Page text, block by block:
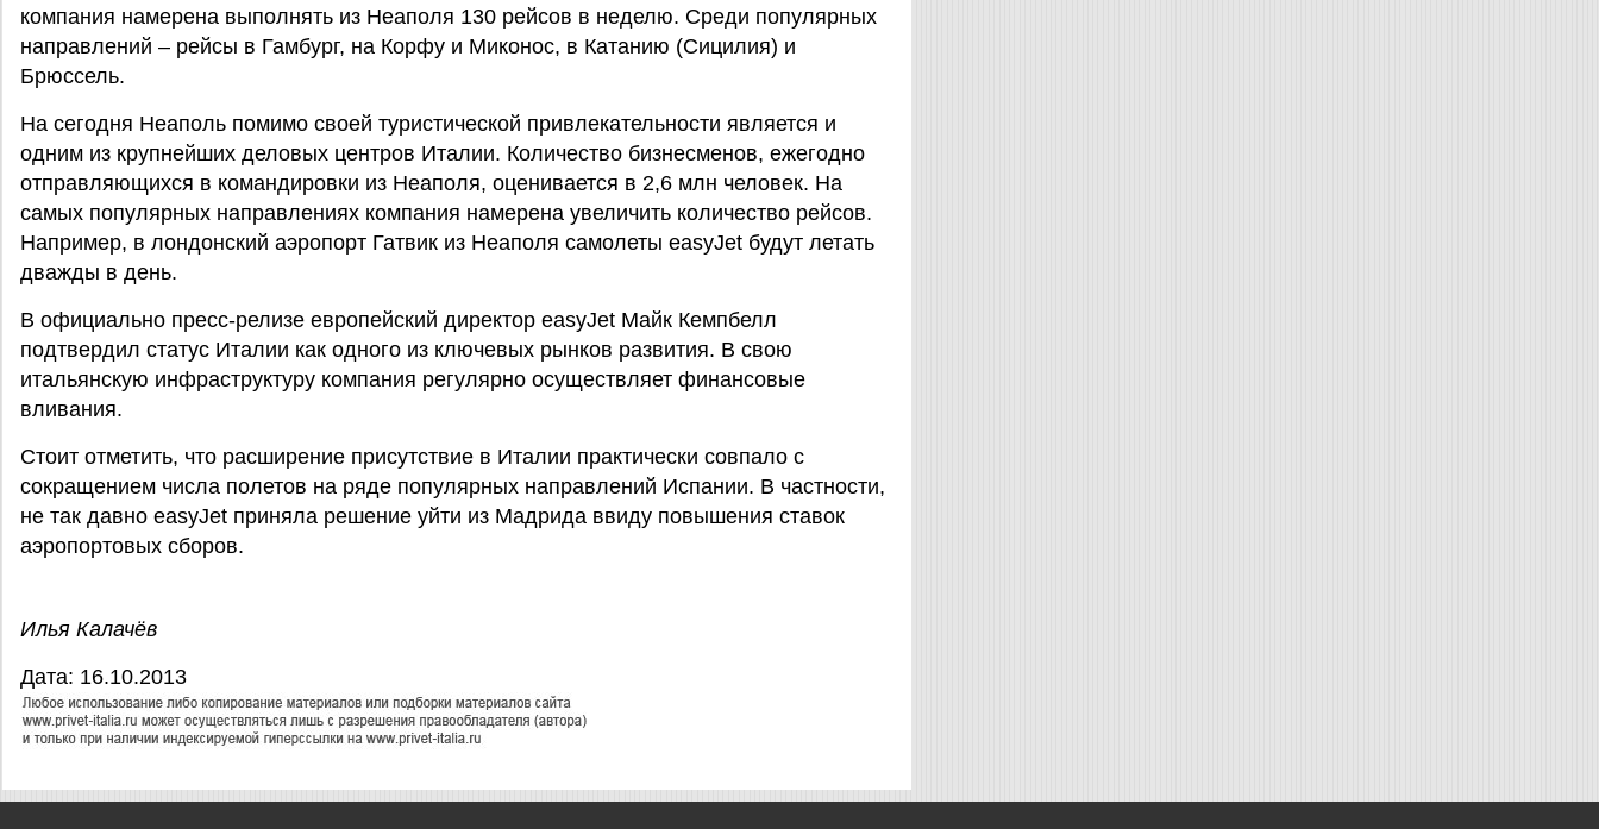
компания намерена выполнять из Неаполя 130 рейсов в неделю. Среди популярных
направлений – рейсы в Гамбург, на Корфу и Миконос, в Катанию (Сицилия) и
Брюссель.
На сегодня Неаполь помимо своей туристической привлекательности является и
одним из крупнейших деловых центров Италии. Количество бизнесменов, ежегодно
отправляющихся в командировки из Неаполя, оценивается в 2,6 млн человек. На
самых популярных направлениях компания намерена увеличить количество рейсов.
Например, в лондонский аэропорт Гатвик из Неаполя самолеты easyJet будут летать
дважды в день.
В официально пресс-релизе европейский директор easyJet Майк Кемпбелл
подтвердил статус Италии как одного из ключевых рынков развития. В свою
итальянскую инфраструктуру компания регулярно осуществляет финансовые
вливания.
Стоит отметить, что расширение присутствие в Италии практически совпало с
сокращением числа полетов на ряде популярных направлений Испании. В частности,
не так давно easyJet приняла решение уйти из Мадрида ввиду повышения ставок
аэропортовых сборов.
Илья Калачёв
Дата: 16.10.2013